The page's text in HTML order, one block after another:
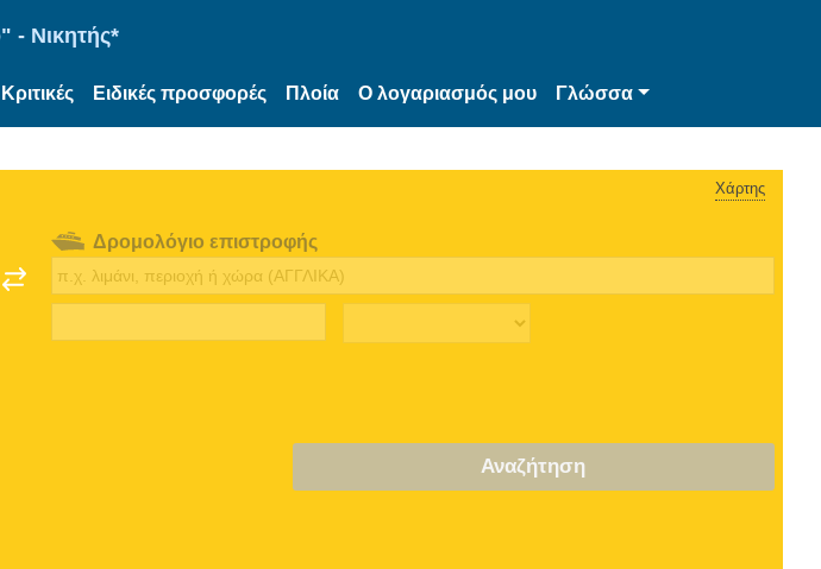
- Νικητής*
Κριτικές Ειδικές προσφορές Πλοία Ο λογαριασμός μου Γλώσσα
Χάρτης
Δρομολόγιο επιστροφής
Αναζήτηση